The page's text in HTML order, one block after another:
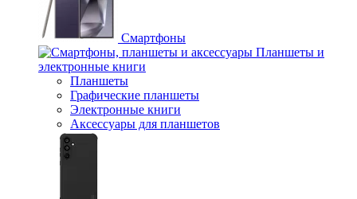
Смартфоны
Планшеты и
электронные книги
Планшеты
Графические планшеты
Электронные книги
Аксессуары для планшетов